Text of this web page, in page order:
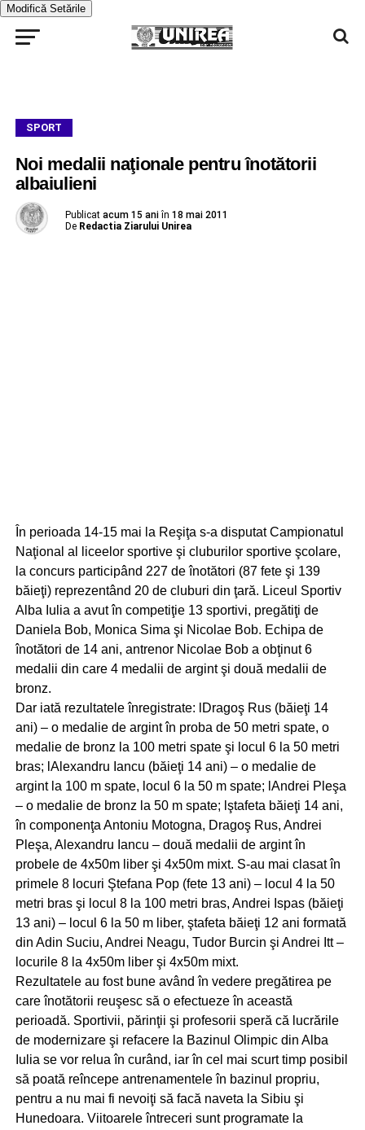
Modifică Setările
SPORT
Noi medalii naţionale pentru înotătorii
albaiulieni
Publicat acum 15 ani în 18 mai 2011
De Redactia Ziarului Unirea
În perioada 14-15 mai la Reşiţa s-a disputat Campionatul
Naţional al liceelor sportive şi cluburilor sportive şcolare,
la concurs participând 227 de înotători (87 fete şi 139
băieţi) reprezentând 20 de cluburi din ţară. Liceul Sportiv
Alba Iulia a avut în competiţie 13 sportivi, pregătiţi de
Daniela Bob, Monica Sima şi Nicolae Bob. Echipa de
înotători de 14 ani, antrenor Nicolae Bob a obţinut 6
medalii din care 4 medalii de argint şi două medalii de
bronz.
Dar iată rezultatele înregistrate: lDragoş Rus (băieţi 14
ani) – o medalie de argint în proba de 50 metri spate, o
medalie de bronz la 100 metri spate şi locul 6 la 50 metri
bras; lAlexandru Iancu (băieţi 14 ani) – o medalie de
argint la 100 m spate, locul 6 la 50 m spate; lAndrei Pleşa
– o medalie de bronz la 50 m spate; lştafeta băieţi 14 ani,
în componenţa Antoniu Motogna, Dragoş Rus, Andrei
Pleşa, Alexandru Iancu – două medalii de argint în
probele de 4x50m liber şi 4x50m mixt. S-au mai clasat în
primele 8 locuri Ştefana Pop (fete 13 ani) – locul 4 la 50
metri bras şi locul 8 la 100 metri bras, Andrei Ispas (băieţi
13 ani) – locul 6 la 50 m liber, ştafeta băieţi 12 ani formată
din Adin Suciu, Andrei Neagu, Tudor Burcin şi Andrei Itt –
locurile 8 la 4x50m liber şi 4x50m mixt.
Rezultatele au fost bune având în vedere pregătirea pe
care înotătorii reuşesc să o efectueze în această
perioadă. Sportivii, părinţii şi profesorii speră că lucrările
de modernizare şi refacere la Bazinul Olimpic din Alba
Iulia se vor relua în curând, iar în cel mai scurt timp posibil
să poată reîncepe antrenamentele în bazinul propriu,
pentru a nu mai fi nevoiţi să facă naveta la Sibiu şi
Hunedoara. Viitoarele întreceri sunt programate la